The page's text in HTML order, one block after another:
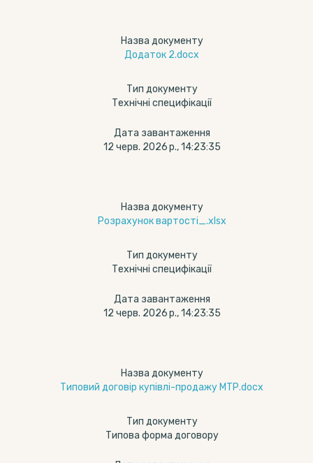
Назва документу
Додаток 2.docx
Тип документу
Технічні специфікації
Дата завантаження
12 черв. 2026 р., 14:23:35
Назва документу
Розрахунок вартості_.xlsx
Тип документу
Технічні специфікації
Дата завантаження
12 черв. 2026 р., 14:23:35
Назва документу
Типовий договір купівлі-продажу МТР.docx
Тип документу
Типова форма договору